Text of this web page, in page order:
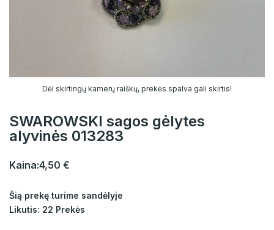
Dėl skirtingų kamerų raiškų, prekės spalva gali skirtis!
SWAROWSKI sagos gėlytes
alyvinės 013283
Kaina:4,50 €
Šią prekę turime sandėlyje
Likutis: 22 Prekės